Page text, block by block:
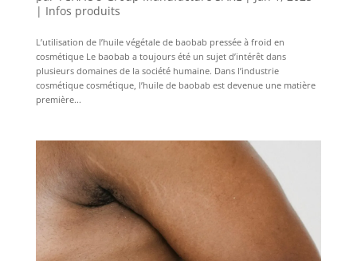
| Infos produits
L’utilisation de l’huile végétale de baobab pressée à froid en
cosmétique Le baobab a toujours été un sujet d’intérêt dans
plusieurs domaines de la société humaine. Dans l’industrie
cosmétique cosmétique, l’huile de baobab est devenue une matière
première...